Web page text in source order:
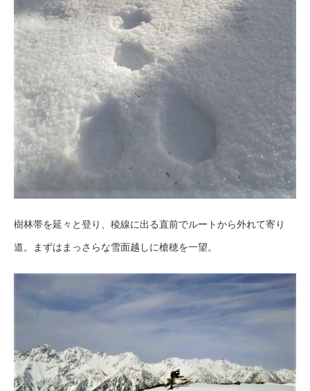
樹林帯を延々と登り、稜線に出る直前でルートから外れて寄り
道。まずはまっさらな雪面越しに槍穂を一望。